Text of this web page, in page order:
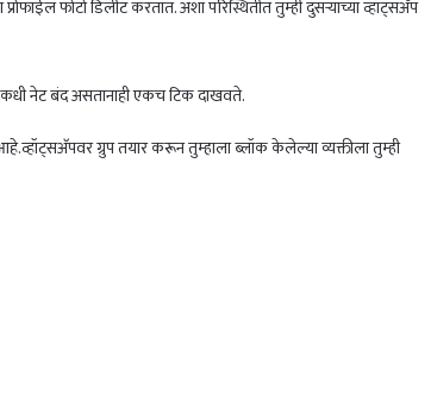
फोटो डिलीट करतात. अशा परिस्थितीत तुम्ही दुसऱ्याच्या व्हॉट्सअ‍ॅप
नेट बंद असतानाही एकच टिक दाखवते.
ग्रुप तयार करून तुम्हाला ब्लॉक केलेल्या व्यक्तीला तुम्ही